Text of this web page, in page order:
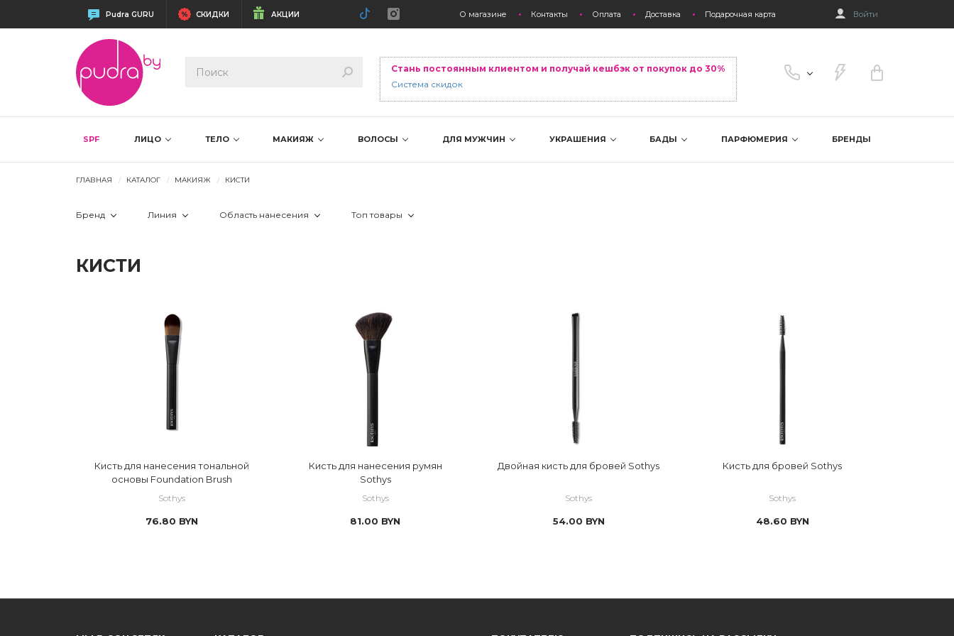
Pudra GURU СКИДКИ АКЦИИ О магазине Контакты Оплата Доставка Подарочная карта Войти
Стань постоянным клиентом и получай кешбэк от покупок до 30%
Система скидок
SPF ЛИЦО ТЕЛО МАКИЯЖ ВОЛОСЫ ДЛЯ МУЖЧИН УКРАШЕНИЯ БАДЫ ПАРФЮМЕРИЯ БРЕНДЫ
ГЛАВНАЯ КАТАЛОГ МАКИЯЖ КИСТИ
Бренд Линия Область нанесения Топ товары
КИСТИ
Кисть для нанесения тональной
основы Foundation Brush
Sothys
76.80 BYN
Кисть для нанесения румян
Sothys
Sothys
81.00 BYN
Двойная кисть для бровей Sothys
Sothys
54.00 BYN
Кисть для бровей Sothys
Sothys
48.60 BYN